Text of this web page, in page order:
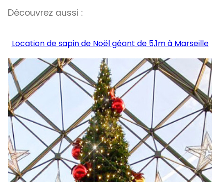
Découvrez aussi :
Location de sapin de Noël géant de 5,1m à Marseille